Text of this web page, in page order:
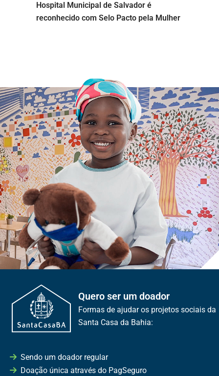
Hospital Municipal de Salvador é
reconhecido com Selo Pacto pela Mulher
Quero ser um doador
Formas de ajudar os projetos sociais da
Santa Casa da Bahia:
Sendo um doador regular
Doação única através do PagSeguro